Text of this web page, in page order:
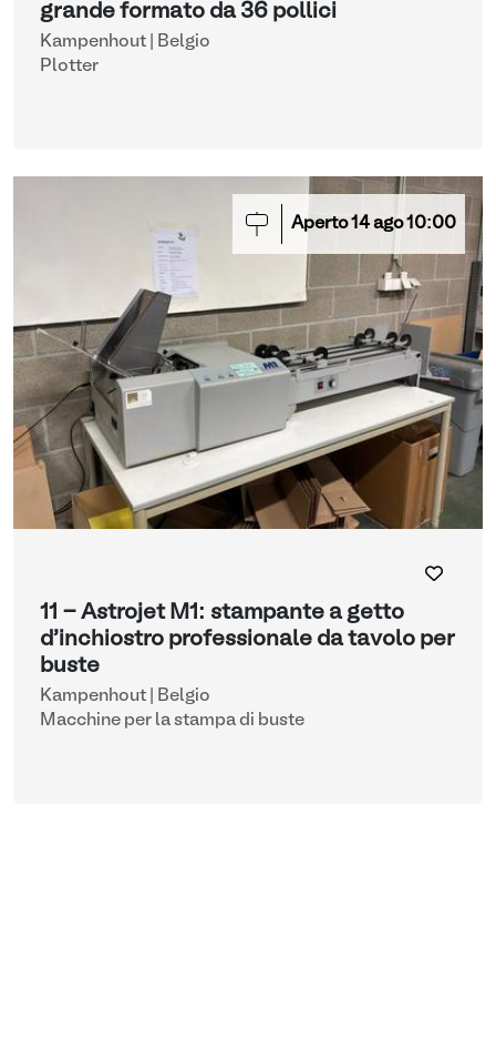
grande formato da 36 pollici
Kampenhout | Belgio
Plotter
Aperto14 ago10:00
11 - Astrojet M1: stampante a getto
d'inchiostro professionale da tavolo per
buste
Kampenhout | Belgio
Macchine per la stampa di buste